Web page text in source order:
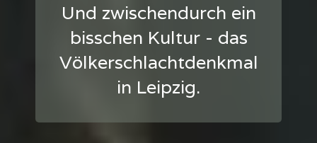
Und zwischendurch ein
bisschen Kultur - das
Völkerschlachtdenkmal
in Leipzig.